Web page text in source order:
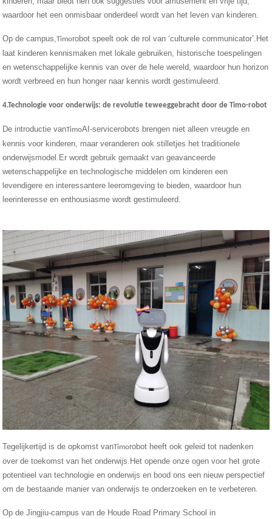
waardoor het een onmisbaar onderdeel wordt van het leven van kinderen.
Op de campus,Timorobot speelt ook de rol van ‘culturele communicator’.Het
laat kinderen kennismaken met lokale gebruiken, historische toespelingen
en wetenschappelijke kennis van over de hele wereld, waardoor hun horizon
wordt verbreed en hun honger naar kennis wordt gestimuleerd.
4.Technologie voor onderwijs: de revolutie teweeggebracht door de Timo-robot
De introductie vanTimoAI-servicerobots brengen niet alleen vreugde en
kennis voor kinderen, maar veranderen ook stilletjes het traditionele
onderwijsmodel.Er wordt gebruik gemaakt van geavanceerde
wetenschappelijke en technologische middelen om kinderen een
levendigere en interessantere leeromgeving te bieden, waardoor hun
leerinteresse en enthousiasme wordt gestimuleerd.
Tegelijkertijd is de opkomst vanTimorobot heeft ook geleid tot nadenken
over de toekomst van het onderwijs.Het opende onze ogen voor het grote
potentieel van technologie en onderwijs en bood ons een nieuw perspectief
om de bestaande manier van onderwijs te onderzoeken en te verbeteren.
Op de Jingjiu-campus van de Houde Road Primary School in